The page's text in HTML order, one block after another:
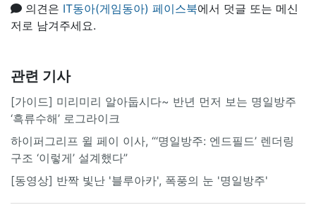
의견은 IT동아(게임동아) 페이스북에서 덧글 또는 메신
저로 남겨주세요.
관련 기사
[가이드] 미리미리 알아둡시다~ 반년 먼저 보는 명일방주
‘흑류수해’ 로그라이크
하이퍼그리프 윌 페이 이사, “‘명일방주: 엔드필드’ 렌더링
구조 ‘이렇게’ 설계했다”
[동영상] 반짝 빛난 '블루아카', 폭풍의 눈 '명일방주'